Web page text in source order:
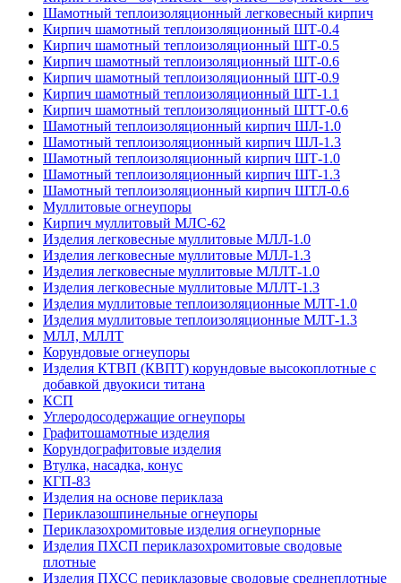
Шамотный тепло­изоляционный легковесный кирпич
Кирпич шамотный теплоизоляционный ШТ-0.4
Кирпич шамотный теплоизоляционный ШТ-0.5
Кирпич шамотный теплоизоляционный ШТ-0.6
Кирпич шамотный теплоизоляционный ШТ-0.9
Кирпич шамотный теплоизоляционный ШТ-1.1
Кирпич шамотный теплоизоляционный ШТТ-0.6
Шамотный теплоизоляционный кирпич ШЛ-1.0
Шамотный теплоизоляционный кирпич ШЛ-1.3
Шамотный теплоизоляционный кирпич ШТ-1.0
Шамотный теплоизоляционный кирпич ШТ-1.3
Шамотный теплоизоляционный кирпич ШТЛ-0.6
Муллитовые огнеупоры
Кирпич муллитовый МЛС-62
Изделия легковесные муллитовые МЛЛ-1.0
Изделия легковесные муллитовые МЛЛ-1.3
Изделия легковесные муллитовые МЛЛТ-1.0
Изделия легковесные муллитовые МЛЛТ-1.3
Изделия муллитовые теплоизоляционные МЛТ-1.0
Изделия муллитовые теплоизоляционные МЛТ-1.3
МЛЛ, МЛЛТ
Корундовые огнеупоры
Изделия КТВП (КВПТ) корундовые высокоплотные с
добавкой двуокиси титана
КСП
Углеродо­содержащие огнеупоры
Графитошамотные изделия
Корундографитовые изделия
Втулка, насадка, конус
КГП-83
Изделия на основе периклаза
Периклазошпинельные огнеупоры
Периклазохромитовые изделия огнеупорные
Изделия ПХСП периклазохромитовые сводовые
плотные
Изделия ПХСС периклазовые сводовые среднеплотные